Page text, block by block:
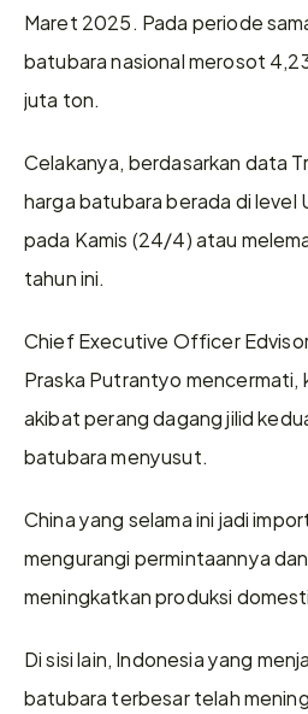
Maret 2025. Pada periode
batubara nasional merosot
juta ton.
Celakanya, berdasarkan data
harga batubara berada di level
pada Kamis (24/4) atau
tahun ini.
Chief Executive Officer
Praska Putrantyo
akibat perang dagang jilid
batubara menyusut.
China yang selama ini jadi
mengurangi permintaannya
meningkatkan produksi
Di sisi lain, Indonesia yang
batubara terbesar telah